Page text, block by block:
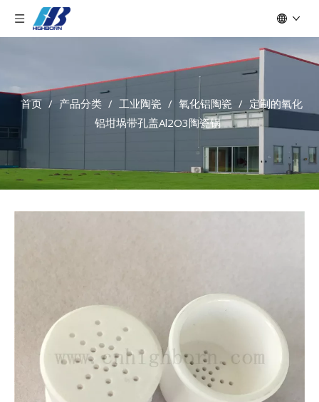
首页 / 产品分类 / 工业陶瓷 / 氧化铝陶瓷 / 定制的氧化
铝坩埚带孔盖Al2O3陶瓷锅